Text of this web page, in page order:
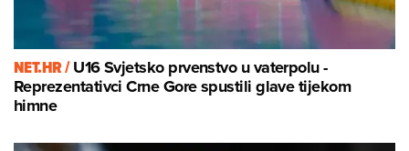
NET.HR /U16 Svjetsko prvenstvo u vaterpolu -
Reprezentativci Crne Gore spustili glave tijekom
himne